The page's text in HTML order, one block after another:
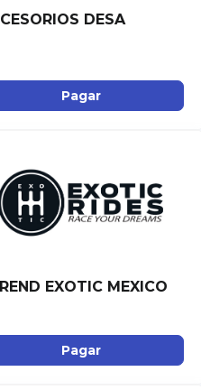
DESA
Pagar
EXOTIC MEXICO
Pagar